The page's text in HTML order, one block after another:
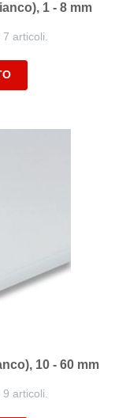
1 - 8 mm
articoli.
10 - 60 mm
articoli.